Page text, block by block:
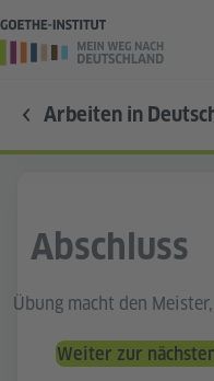
Arbeiten in
Abschluss
Übung macht den
Weiter zur